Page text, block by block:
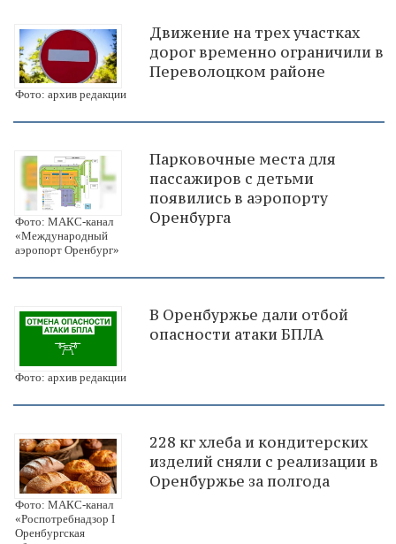
Фото: архив редакции
Движение на трех участках
дорог временно ограничили в
Переволоцком районе
Фото: МАКС-канал
«Международный
аэропорт Оренбург»
Парковочные места для
пассажиров с детьми
появились в аэропорту
Оренбурга
Фото: архив редакции
В Оренбуржье дали отбой
опасности атаки БПЛА
Фото: МАКС-канал
«Роспотребнадзор I
Оренбургская
228 кг хлеба и кондитерских
изделий сняли с реализации в
Оренбуржье за полгода